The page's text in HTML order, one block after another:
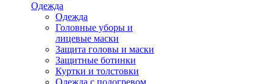
Одежда
Одежда
Головные уборы и
лицевые маски
Защита головы и маски
Защитные ботинки
Куртки и толстовки
Одежда с подогревом